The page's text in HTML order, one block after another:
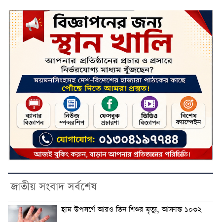
জাতীয় সংবাদ সর্বশেষ
হাম উপসর্গে আরও তিন শিশুর মৃত্যু, আক্রান্ত ১০৩২